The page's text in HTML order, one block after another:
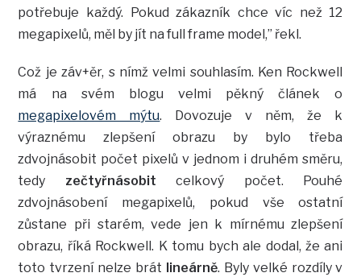
potřebuje každý. Pokud zákazník chce víc než 12
megapixelů, měl by jít na full frame model,” řekl.
Což je záv+ěr, s nímž velmi souhlasím. Ken Rockwell
má na svém blogu velmi pěkný článek o
megapixelovém mýtu. Dovozuje v něm, že k
výraznému zlepšení obrazu by bylo třeba
zdvojnásobit počet pixelů v jednom i druhém směru,
tedy zečtyřnásobit celkový počet. Pouhé
zdvojnásobení megapixelů, pokud vše ostatní
zůstane při starém, vede jen k mírnému zlepšení
obrazu, říká Rockwell. K tomu bych ale dodal, že ani
toto tvrzení nelze brát lineárně. Byly velké rozdíly v